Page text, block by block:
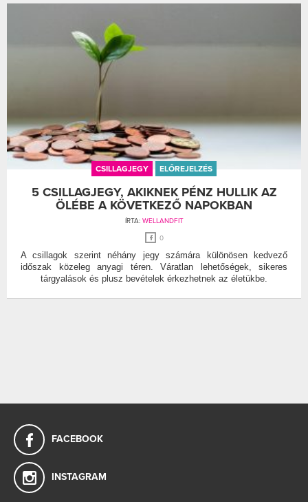
CSILLAGJEGY ELŐREJELZÉS
5 CSILLAGJEGY, AKIKNEK PÉNZ HULLIK AZ
ÖLÉBE A KÖVETKEZŐ NAPOKBAN
ÍRTA: WELLANDFIT
0
A csillagok szerint néhány jegy számára különösen kedvező
időszak közeleg anyagi téren. Váratlan lehetőségek, sikeres
tárgyalások és plusz bevételek érkezhetnek az életükbe.
FACEBOOK
INSTAGRAM